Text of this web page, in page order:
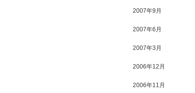
2007年9月
2007年6月
2007年3月
2006年12月
2006年11月